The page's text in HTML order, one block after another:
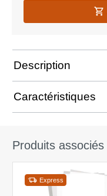
Description
Caractéristiques
Produits associés
Express